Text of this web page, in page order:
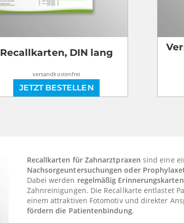
Recallkarten, DIN lang
versandkostenfrei
JETZT BESTELLEN
Recallkarten für Zahnarztpraxen sind eine
Nachsorgeuntersuchungen oder
Dabei werden regelmäßig Erinnerungskarten
Zahnreinigungen. Die Recallkarte entlastet
einem attraktiven Fotomotiv und direkter
fördern die Patientenbindung.